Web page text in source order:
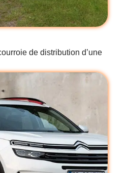
de distribution d’une